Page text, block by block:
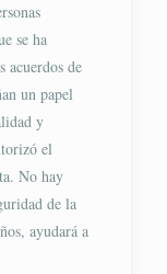
se ha
acuerdos de
un papel
y
el
No hay
de la
ayudará a